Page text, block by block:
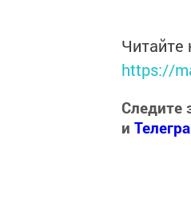
Читайте
https://
Следите
и